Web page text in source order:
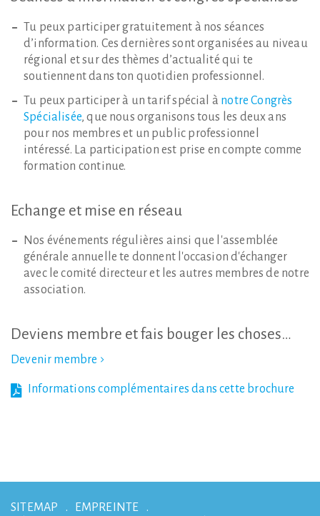
Tu peux participer gratuitement à nos séances
d’information. Ces dernières sont organisées au niveau
régional et sur des thèmes d’actualité qui te
soutiennent dans ton quotidien professionnel.
Tu peux participer à un tarif spécial à notre Congrès
Spécialisée, que nous organisons tous les deux ans
pour nos membres et un public professionnel
intéressé. La participation est prise en compte comme
formation continue.
Echange et mise en réseau
Nos événements régulières ainsi que l'assemblée
générale annuelle te donnent l'occasion d'échanger
avec le comité directeur et les autres membres de notre
association.
Deviens membre etfais bouger les choses…
Devenir membre
Informations complémentaires dans cette brochure
SITEMAP
EMPREINTE